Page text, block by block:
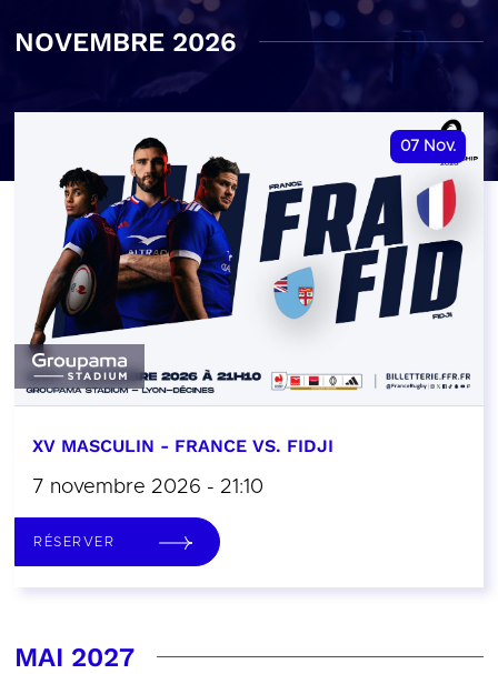
NOVEMBRE 2026
07 Nov.
XV MASCULIN - FRANCE VS. FIDJI
7 novembre 2026 - 21:10
RÉSERVER
MAI 2027